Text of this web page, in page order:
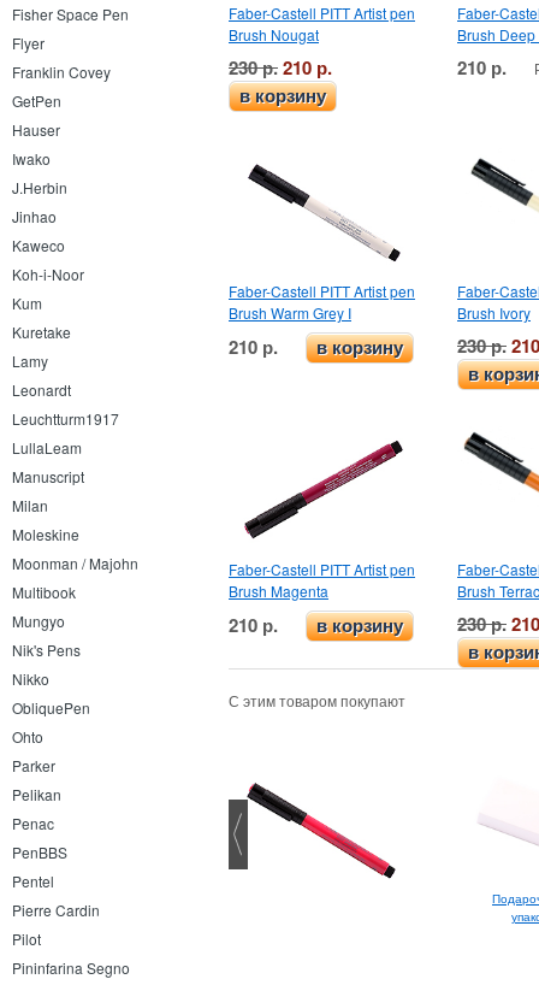
Fisher Space Pen
Flyer
Franklin Covey
GetPen
Hauser
Iwako
J.Herbin
Jinhao
Kaweco
Koh-i-Noor
Kum
Kuretake
Lamy
Leonardt
Leuchtturm1917
LullaLeam
Manuscript
Milan
Moleskine
Moonman / Majohn
Multibook
Mungyo
Nik's Pens
Nikko
ObliquePen
Ohto
Parker
Pelikan
Penac
PenBBS
Pentel
Pierre Cardin
Pilot
Pininfarina Segno
Faber-Castell PITT Artist pen
Brush Nougat
230 р.210 р.
в корзину
Faber-
Brush
210 р.
Faber-Castell PITT Artist pen
Brush Warm Grey I
210 р. в корзину
Faber-
Brush Ivory
230 р.
в
Faber-Castell PITT Artist pen
Brush Magenta
210 р. в корзину
Faber-
Brush
230 р.
в
С этим товаром покупают